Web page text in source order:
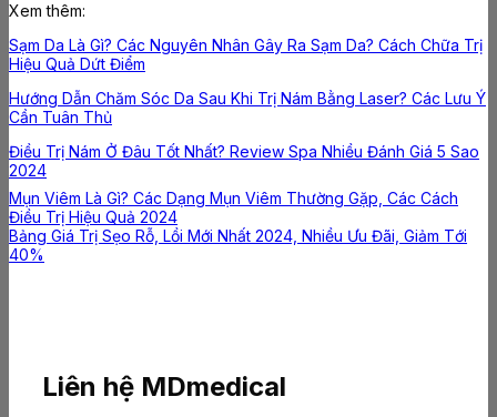
Xem thêm:
Sạm Da Là Gì? Các Nguyên Nhân Gây Ra Sạm Da? Cách Chữa Trị
Hiệu Quả Dứt Điểm
Hướng Dẫn Chăm Sóc Da Sau Khi Trị Nám Bằng Laser? Các Lưu Ý
Cần Tuân Thủ
Điều Trị Nám Ở Đâu Tốt Nhất? Review Spa Nhiều Đánh Giá 5 Sao
2024
Mụn Viêm Là Gì? Các Dạng Mụn Viêm Thường Gặp, Các Cách
Điều Trị Hiệu Quả 2024
Bảng Giá Trị Sẹo Rỗ, Lồi Mới Nhất 2024, Nhiều Ưu Đãi, Giảm Tới
40%
Liên hệ MDmedical